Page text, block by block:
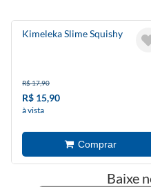
Kimeleka Slime Squishy
R$ 17,90
R$ 15,90
à vista
Baixe